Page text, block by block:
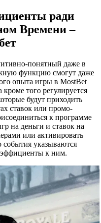
ради
Времени –
понятный даже в
функцию смогут даже
опыта игры в MostBet
того регулируется
будут приходить
ставок или промо-
к программе
на деньги и ставок на
или активировать
указываются
к ним.